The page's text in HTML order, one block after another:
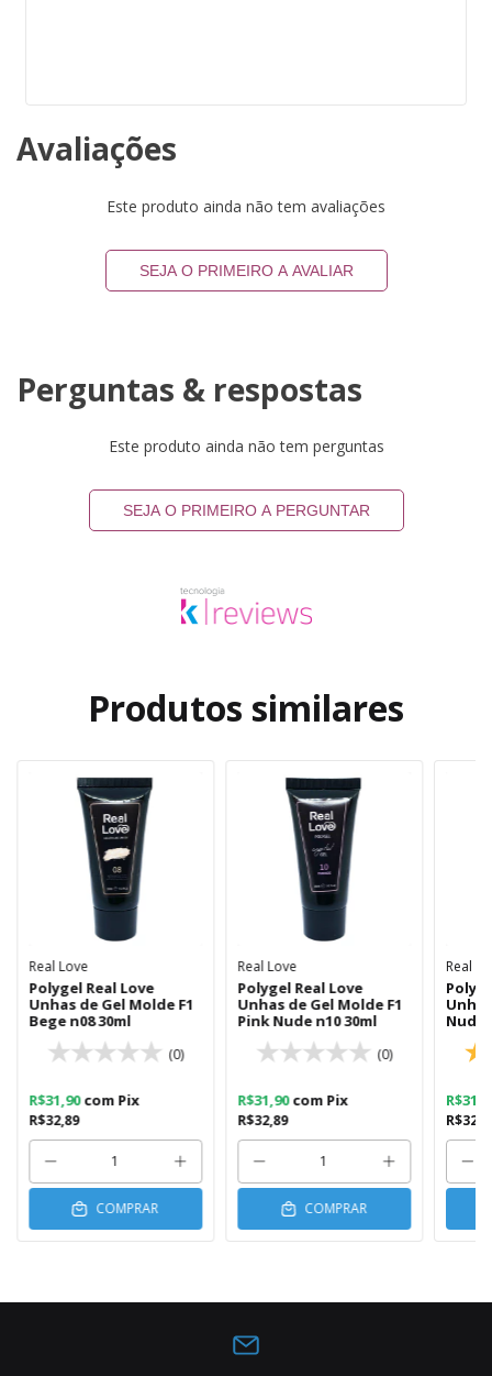
Avaliações
Este produto ainda não tem avaliações
SEJA O PRIMEIRO A AVALIAR
Perguntas & respostas
Este produto ainda não tem perguntas
SEJA O PRIMEIRO A PERGUNTAR
Produtos similares
Real Love
Polygel Real Love
Unhas de Gel Molde F1
Bege n08 30ml
(0)
R$32,89
R$31,90com Pix
COMPRAR
Real Love
Polygel Real Love
Unhas de Gel Molde F1
Pink Nude n10 30ml
(0)
R$32,89
R$31,90com Pix
COMPRAR
Real
Nude